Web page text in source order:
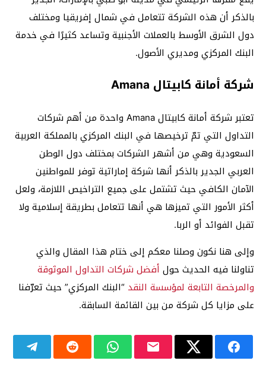
بالذكر أن هذه الشركة تتعامل في شمال إفريقيا ومختلف
دول الشرق الأوسط بالعملات الأجنبية وتساعد كثيرًا في خدمة
البنك المركزي ومديري الأصول.
شركة أمانة كابيتال Amana
تعتبر شركة أمانة كابيتال Amana واحدة من أهم شركات
التداول التي تمّ ترخيصها في البنك المركزي بالمملكة العربية
السعودية وهي من أشهر الشركات بمختلف دول الوطن
العربي الجدير بالذكر أنها شركة إماراتية توفر للمواطنين
الآمان الكافي حيث تشتمل على جميع التراخيص اللازمة، ولعل
أكثر الأمور التي تميزها هي أنها تتعامل بطريقة إسلامية ولا
تقبل الفوائد أو الربا.
وإلى هنا نكون وصلنا معكم إلى ختام هذا المقال والذي
تناولنا فيه الحديث حول أفضل شركات التداول الموثوقة
والمرخصة التابعة لمؤسسة النقد “البنك المركزي” حيث تعرّفنا
على مزايا كل شركة من بين القائمة السابقة.